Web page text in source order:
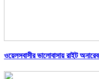
ওয়েলসবাসীর ভালোবাসায় রাইট